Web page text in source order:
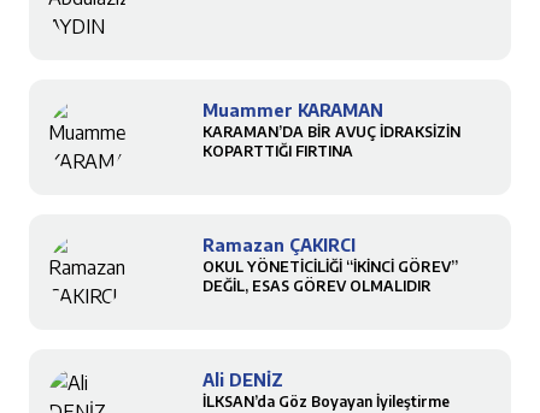
Muammer KARAMAN
KARAMAN’DA BİR AVUÇ İDRAKSİZİN
KOPARTTIĞI FIRTINA
Ramazan ÇAKIRCI
OKUL YÖNETİCİLİĞİ “İKİNCİ GÖREV”
DEĞİL, ESAS GÖREV OLMALIDIR
Ali DENİZ
İLKSAN’da Göz Boyayan İyileştirme